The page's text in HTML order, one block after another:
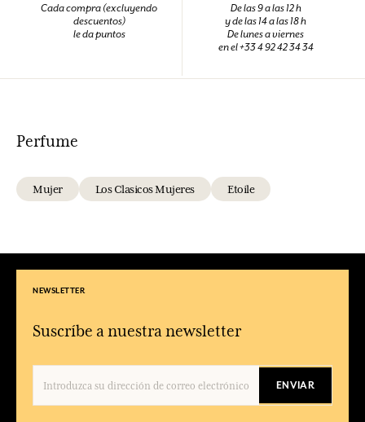
Cada compra (excluyendo
descuentos)
le da puntos
De las 9 a las 12 h
y de las 14 a las 18 h
De lunes a viernes
en el +33 4 92 42 34 34
Perfume
Mujer Los Clasicos Mujeres Etoile
NEWSLETTER
Suscríbe a nuestra newsletter
ENVIAR